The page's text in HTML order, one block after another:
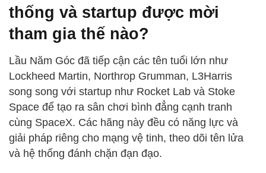
thống và startup được mời
tham gia thế nào?
Lầu Năm Góc đã tiếp cận các tên tuổi lớn như
Lockheed Martin, Northrop Grumman, L3Harris
song song với startup như Rocket Lab và Stoke
Space để tạo ra sân chơi bình đẳng cạnh tranh
cùng SpaceX. Các hãng này đều có năng lực và
giải pháp riêng cho mạng vệ tinh, theo dõi tên lửa
và hệ thống đánh chặn đạn đạo.